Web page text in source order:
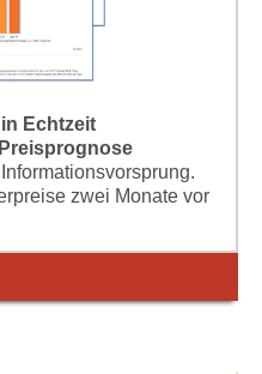
Echtzeit
zwei Monate vor